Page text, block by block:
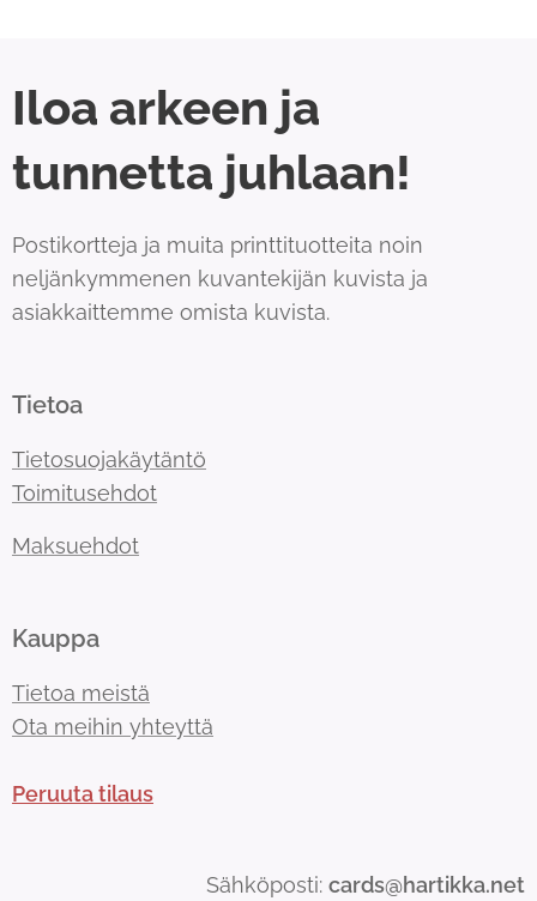
Iloa arkeen ja
tunnetta juhlaan!
Postikortteja ja muita printtituotteita noin
neljänkymmenen kuvantekijän kuvista ja
asiakkaittemme omista kuvista.
Tietoa
Tietosuojakäytäntö
Toimitusehdot
Maksuehdot
Kauppa
Tietoa meistä
Ota meihin yhteyttä
Peruuta tilaus
Sähköposti: cards@hartikka.net